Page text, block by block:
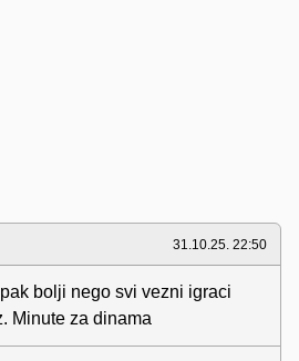
31.10.25. 22:50
bolji nego svi vezni igraci
Minute za dinama